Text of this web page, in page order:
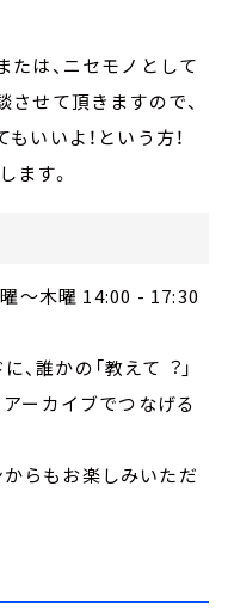
たは、ニセモノとして
せて頂きますので、
いいよ！という方！
ます。
曜～木曜 14:00 - 17:30
、誰かの「教えて︖」
アーカイブでつなげる
からもお楽しみいただ